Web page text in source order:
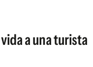
a una turista